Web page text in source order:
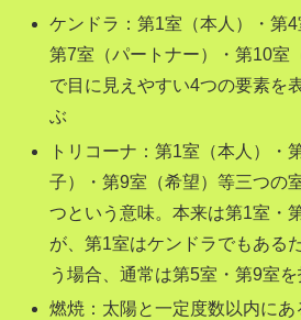
ケンドラ：第1室（本人）・第4
第7室（パートナー）・第10室
で目に見えやすい4つの要素を
ぶ
トリコーナ：第1室（本人）・
子）・第9室（希望）等三つの
つという意味。本来は第1室・
が、第1室はケンドラでもある
う場合、通常は第5室・第9室を
燃焼：太陽と一定度数以内にあ